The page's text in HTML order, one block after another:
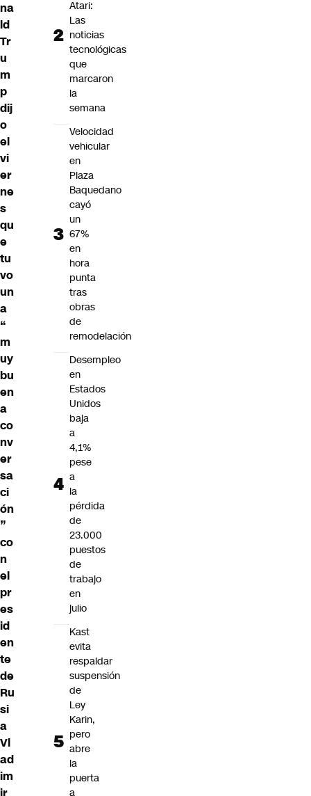
na
ld
Tr
u
m
p
dij
o
el
vi
er
ne
s
qu
e
tu
vo
un
a
“
m
uy
bu
en
a
co
nv
er
sa
ci
ón
”
co
n
el
pr
es
id
en
te
de
Ru
si
a
Vl
ad
im
ir
Atari:
Las
noticias
tecnológicas
que
marcaron
la
semana
Velocidad
vehicular
en
Plaza
Baquedano
cayó
un
67%
en
hora
punta
tras
obras
de
remodelación
Desempleo
en
Estados
Unidos
baja
a
4,1%
pese
a
la
pérdida
de
23.000
puestos
de
trabajo
en
julio
Kast
evita
respaldar
suspensión
de
Ley
Karin,
pero
abre
la
puerta
a